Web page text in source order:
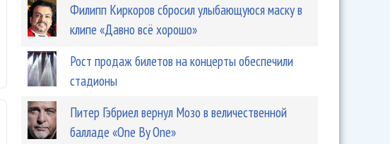
о Добрые вести об Алексее Серове
Филипп Киркоров сбросил улыбающуюся маску в
клипе «Давно всё хорошо»
Рост продаж билетов на концерты обеспечили
стадионы
Питер Гэбриел вернул Мозо в величественной
балладе «One By One»